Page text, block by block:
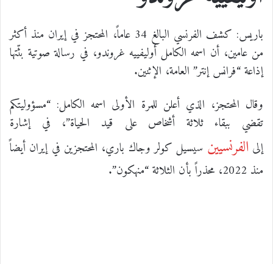
باريس: كشف الفرنسي البالغ 34 عاماً، المحتجز في إيران منذ أكثر
من عامين، أن اسمه الكامل أوليفييه غروندو، في رسالة صوتية بثّتها
إذاعة “فرانس إنتر” العامة، الإثنين.
وقال المحتجز، الذي أعلن للمرة الأولى اسمه الكامل: “مسؤوليتكم
تقضي ببقاء ثلاثة أشخاص على قيد الحياة”، في إشارة
إلى الفرنسيين سيسيل كولر وجاك باري، المحتجزين في إيران أيضاً
منذ 2022، محذراً بأن الثلاثة “منهكون”.